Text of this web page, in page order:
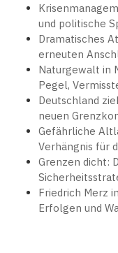
und politische
Dramatisches
erneuten
Naturgewalt in
Pegel,
Deutschland
neuen
Gefährliche
Verhängnis für
Grenzen dicht:
Friedrich Merz
Erfolgen und